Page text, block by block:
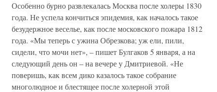
Особенно бурно развлекалась Москва после холеры 1830
года. Не успела кончиться эпидемия, как началось такое
безудержное веселье, как после московского пожара 1812
года. «Мы теперь с ужина Обрезкова; уж ели, пили,
сидели, что мочи нет», – пишет Булгаков 5 января, а на
следующий день он – на вечере у Дмитриевой. «Не
поверишь, как всем дико казалось такое собрание
многолюдное и блестящее после холерной этой